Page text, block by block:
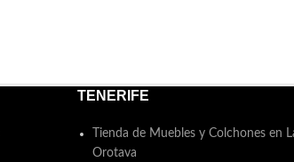
TENERIFE
Tienda de Muebles y Colchones en
Orotava